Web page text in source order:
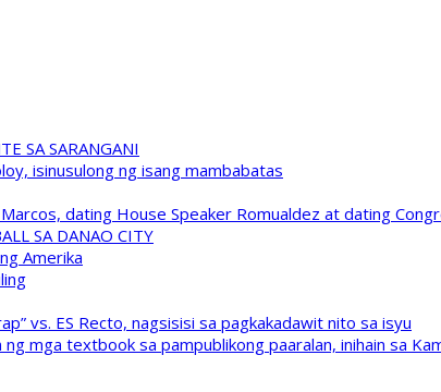
SA SARANGANI
isinusulong ng isang mambabatas
dating House Speaker Romualdez at dating
SA DANAO CITY
Amerika
vs. ES Recto, nagsisisi sa pagkakadawit nito sa isyu
mga textbook sa pampublikong paaralan, inihain sa